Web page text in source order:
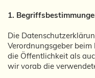
1.
Die
Verordnungsgeber
die Öffentlichkeit als
wir vorab die